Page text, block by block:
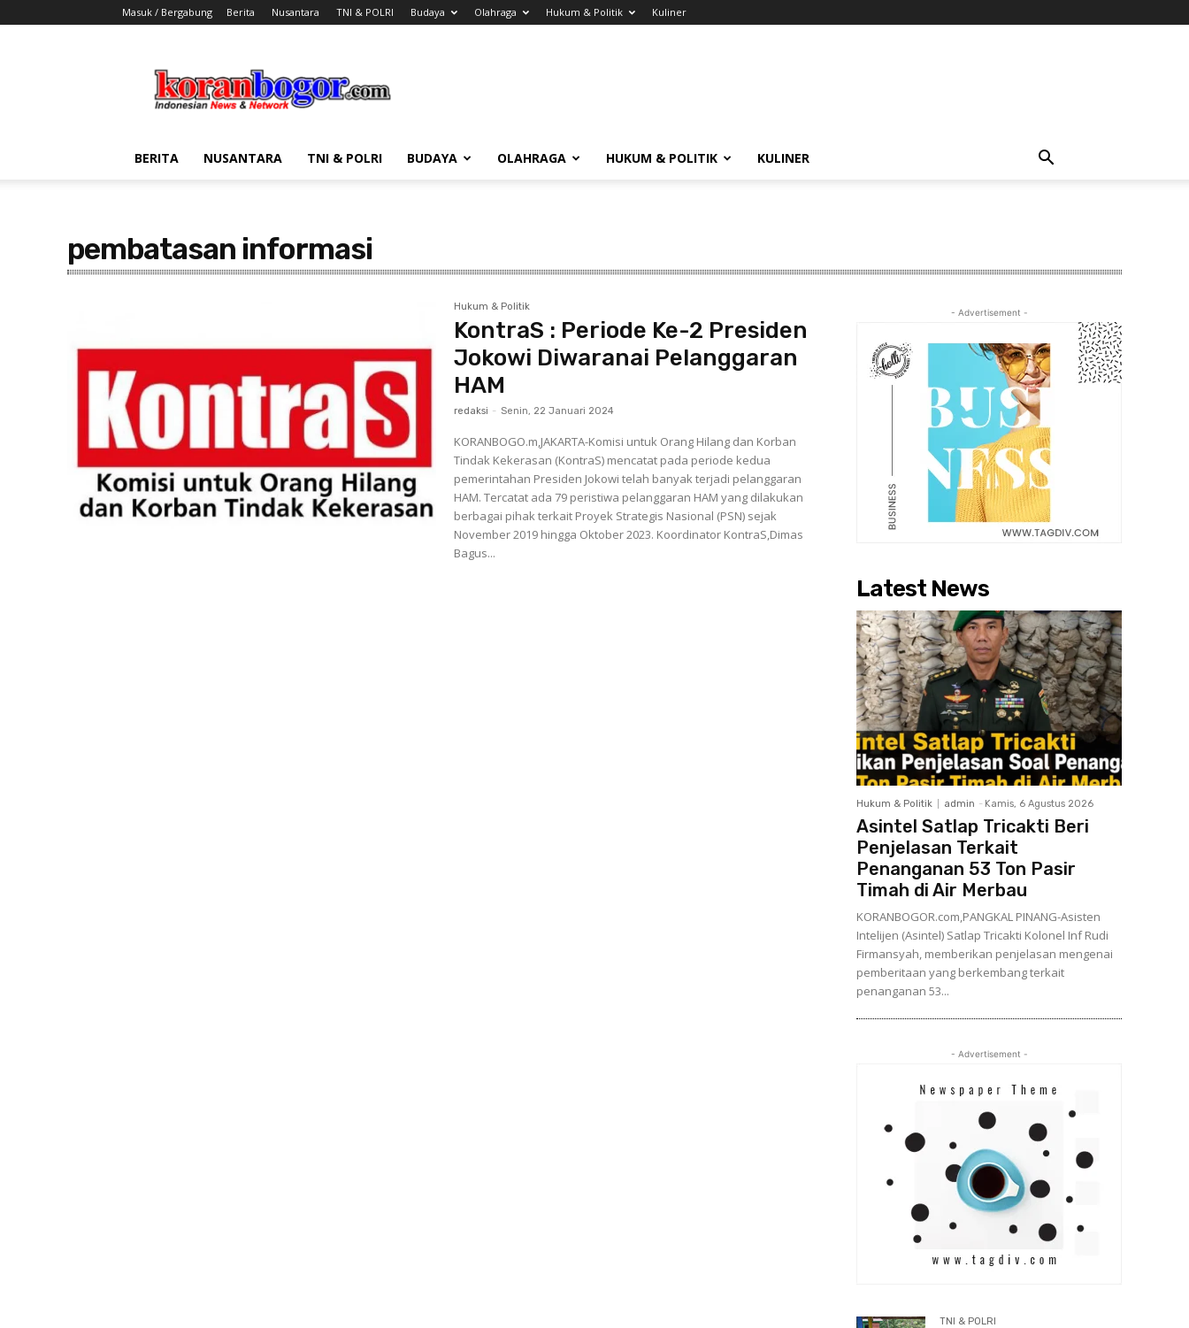
Masuk / Bergabung Berita Nusantara TNI & POLRI Budaya Olahraga Hukum & Politik Kuliner
Bogor
BERITA NUSANTARA TNI & POLRI BUDAYA OLAHRAGA HUKUM & POLITIK KULINER
pembatasan informasi
Hukum & Politik
KontraS : Periode Ke-2 Presiden
Jokowi Diwaranai Pelanggaran
HAM
redaksi - Senin, 22 Januari 2024
KORANBOGO.m,JAKARTA-Komisi untuk Orang Hilang dan Korban
Tindak Kekerasan (KontraS) mencatat pada periode kedua
pemerintahan Presiden Jokowi telah banyak terjadi pelanggaran
HAM. Tercatat ada 79 peristiwa pelanggaran HAM yang dilakukan
berbagai pihak terkait Proyek Strategis Nasional (PSN) sejak
November 2019 hingga Oktober 2023. Koordinator KontraS,Dimas
Bagus...
- Advertisement -
Latest News
Hukum & Politik admin - Kamis, 6 Agustus 2026
Asintel Satlap Tricakti Beri
Penjelasan Terkait
Penanganan 53 Ton Pasir
Timah di Air Merbau
KORANBOGOR.com,PANGKAL PINANG-Asisten
Intelijen (Asintel) Satlap Tricakti Kolonel Inf Rudi
Firmansyah, memberikan penjelasan mengenai
pemberitaan yang berkembang terkait
penanganan 53...
- Advertisement -
TNI & POLRI